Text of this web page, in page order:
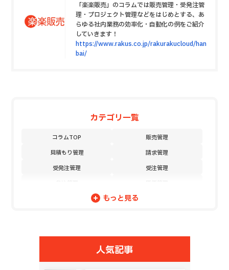
「楽楽販売」のコラムでは販売管理・受発注管
理・プロジェクト管理などをはじめとする、あ
らゆる社内業務の効率化・自動化の例をご紹介
していきます！
https://www.rakus.co.jp/rakurakucloud/han
bai/
カテゴリ一覧
コラムTOP
販売管理
見積もり管理
請求管理
受発注管理
受注管理
契約管理
未収金管理
もっと見る
人気記事